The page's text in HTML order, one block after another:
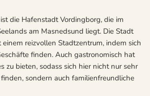
die Hafenstadt Vordingborg, die im
am Masnedsund liegt. Die Stadt
reizvollen Stadtzentrum, indem sich
finden. Auch gastronomisch hat
zu bieten, sodass sich hier nicht nur sehr
sondern auch familienfreundliche